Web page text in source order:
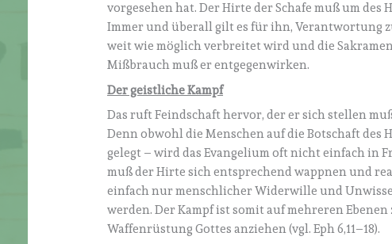
vorgesehen hat. Der Hirte der Schafe muß um
Immer und überall gilt es für ihn, Verantwortung
weit wie möglich verbreitet wird und die
Mißbrauch muß er entgegenwirken.
Der geistliche Kampf
Das ruft Feindschaft hervor, der er sich stellen
Denn obwohl die Menschen auf die Botschaft
gelegt – wird das Evangelium oft nicht einfach in
muß der Hirte sich entsprechend wappnen und
einfach nur menschlicher Widerwille und
werden. Der Kampf ist somit auf mehreren
Waffenrüstung Gottes anziehen (vgl. Eph 6,11–18).